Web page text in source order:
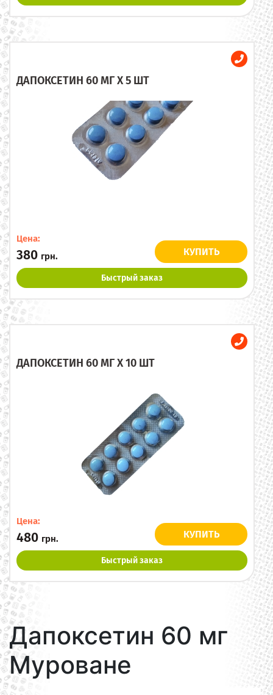
ДАПОКСЕТИН 60 МГ X 5 ШТ
Цена:
380 грн. КУПИТЬ
Быстрый заказ
ДАПОКСЕТИН 60 МГ X 10 ШТ
Цена:
480 грн. КУПИТЬ
Быстрый заказ
Дапоксетин 60 мг
Муроване